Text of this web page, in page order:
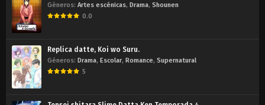
Géneros: Artes escénicas, Drama, Shounen
0.0
Replica datte, Koi wo Suru.
Géneros: Drama, Escolar, Romance, Supernatural
5